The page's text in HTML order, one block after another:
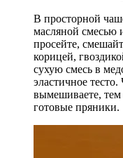
В просторной
масляной смесью
просейте,
корицей,
сухую смесь в
эластичное
вымешиваете,
готовые пряники.